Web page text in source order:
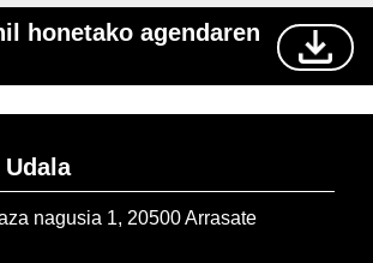
honetako agendaren
nagusia 1, 20500 Arrasate